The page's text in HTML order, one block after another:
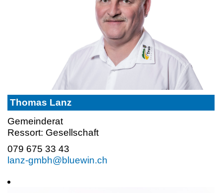
Thomas Lanz
Gemeinderat
Ressort: Gesellschaft
079 675 33 43
lanz-gmbh@bluewin.ch